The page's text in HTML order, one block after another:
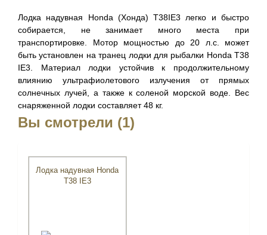
Лодка надувная Honda (Хонда) T38IE3 легко и быстро
собирается, не занимает много места при
транспортировке. Мотор мощностью до 20 л.с. может
быть установлен на транец лодки для рыбалки Honda T38
IE3. Материал лодки устойчив к продолжительному
влиянию ультрафиолетового излучения от прямых
солнечных лучей, а также к соленой морской воде. Вес
снаряженной лодки составляет 48 кг.
Вы смотрели (1)
Лодка надувная Honda
T38 IE3